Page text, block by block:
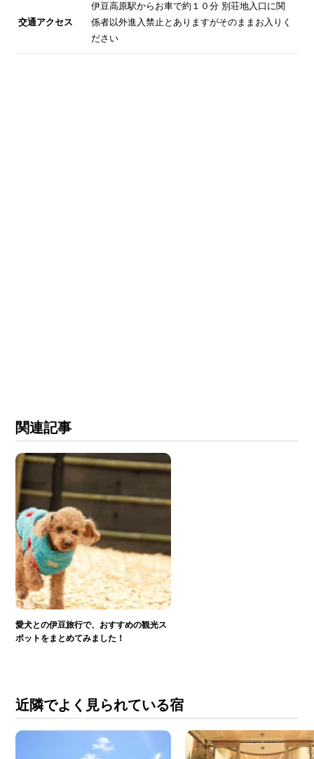
交通アクセス
伊豆高原駅からお車で約１０分 別荘地入口に関
係者以外進入禁止とありますがそのままお入りく
ださい
関連記事
愛犬との伊豆旅行で、おすすめの観光ス
ポットをまとめてみました！
近隣でよく見られている宿